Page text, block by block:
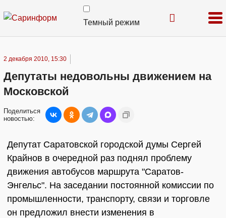
Темный режим
2 декабря 2010, 15:30
Депутаты недовольны движением на
Московской
Поделиться
новостью:
Депутат Саратовской городской думы Сергей
Крайнов в очередной раз поднял проблему
движения автобусов маршрута "Саратов-
Энгельс". На заседании постоянной комиссии по
промышленности, транспорту, связи и торговле
он предложил внести изменения в